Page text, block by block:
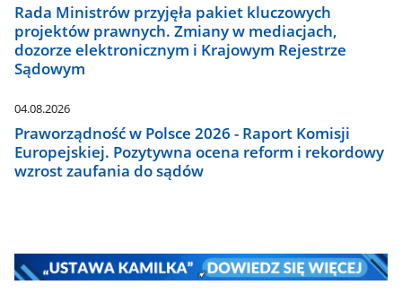
Rada Ministrów przyjęła pakiet kluczowych
projektów prawnych. Zmiany w mediacjach,
dozorze elektronicznym i Krajowym Rejestrze
Sądowym
04.08.2026
Praworządność w Polsce 2026 - Raport Komisji
Europejskiej. Pozytywna ocena reform i rekordowy
wzrost zaufania do sądów